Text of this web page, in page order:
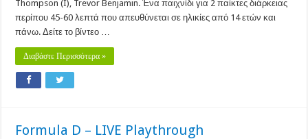
Thompson (I), Trevor Benjamin. Ένα παιχνίδι για 2 παίκτες διάρκειας
περίπου 45-60 λεπτά που απευθύνεται σε ηλικίες από 14 ετών και
πάνω. Δείτε το βίντεο …
Διαβάστε Περισσότερα »
Formula D – LIVE Playthrough